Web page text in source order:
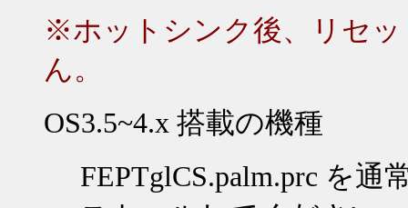
※ホットシンク後、リセ
ん。
OS3.5~4.x 搭載の機種
FEPTglCS.palm.prc を通